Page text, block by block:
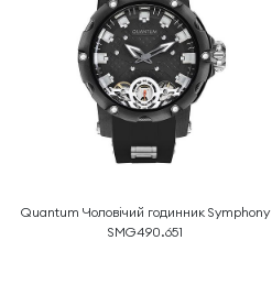
Quantum Чоловічий годинник Symphony
SMG490.651